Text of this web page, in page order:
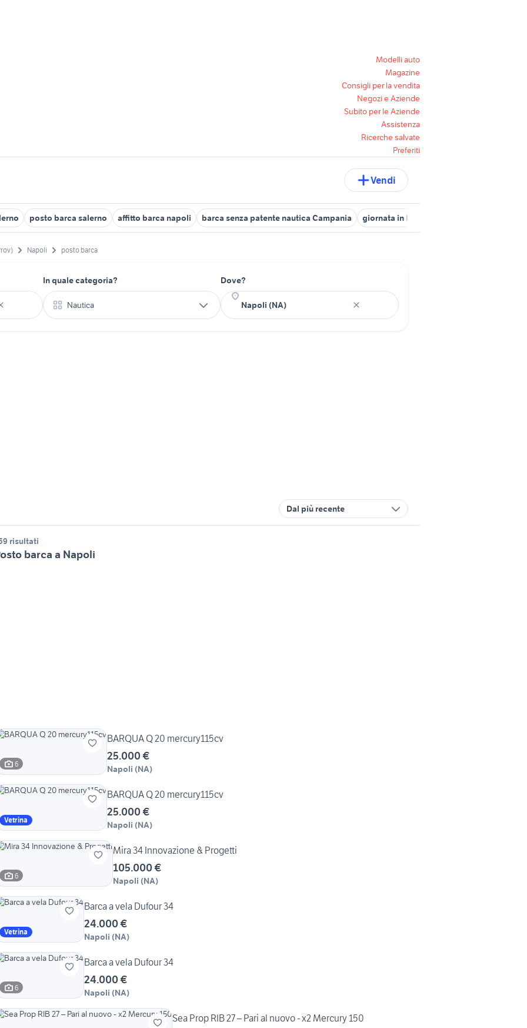
Modelli auto
Magazine
Consigli per la vendita
Negozi e Aziende
Subito per le Aziende
Assistenza
Ricerche salvate
Preferiti
Vendi
posto barca salerno affitto barca napoli barca senza patente nautica Campania giornata in barca napoli
Napoli posto barca
In quale categoria?
Nautica
Dove?
Dal più recente
risultati
barca a Napoli
6
BARQUA Q 20 mercury115cv
25.000 €
Napoli (NA)
Vetrina
BARQUA Q 20 mercury115cv
25.000 €
Napoli (NA)
6
Mira 34 Innovazione & Progetti
105.000 €
Napoli (NA)
Vetrina
Barca a vela Dufour 34
24.000 €
Napoli (NA)
6
Barca a vela Dufour 34
24.000 €
Napoli (NA)
Sea Prop RIB 27 – Pari al nuovo - x2 Mercury 150